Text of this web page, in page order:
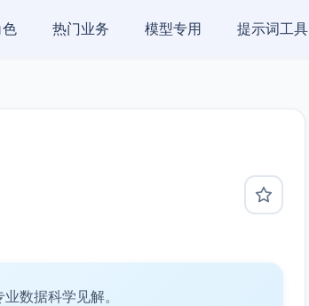
热门业务 模型专用 提示词工具
数据科学见解。